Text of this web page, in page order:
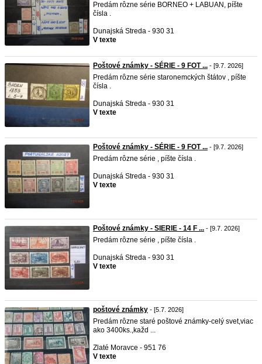
Predám rôzne série BORNEO + LABUAN, píšte
čísla .
Dunajská Streda - 930 31
V texte
Poštové známky - SÉRIE - 9 FOT ... - [9.7. 2026]
Predám rôzne série staronemckých štátov , píšte
čísla .
Dunajská Streda - 930 31
V texte
Poštové známky - SÉRIE - 9 FOT ... - [9.7. 2026]
Predám rôzne série , píšte čísla .
Dunajská Streda - 930 31
V texte
Poštové známky - SIERIE - 14 F ... - [9.7. 2026]
Predám rôzne série , píšte čísla .
Dunajská Streda - 930 31
V texte
poštové známky - [5.7. 2026]
Predám rôzne staré poštové známky-celý svet,viac
ako 3400ks.,každ ...
Zlaté Moravce - 951 76
V texte